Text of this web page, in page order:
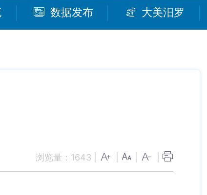
数据发布 大美汨罗
浏览量： 1643